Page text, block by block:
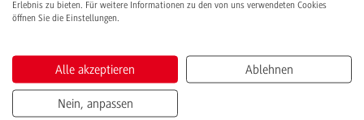
Erlebnis zu bieten. Für weitere Informationen zu den von uns verwendeten Cookies
öffnen Sie die Einstellungen.
Alle akzeptieren Ablehnen
Nein, anpassen